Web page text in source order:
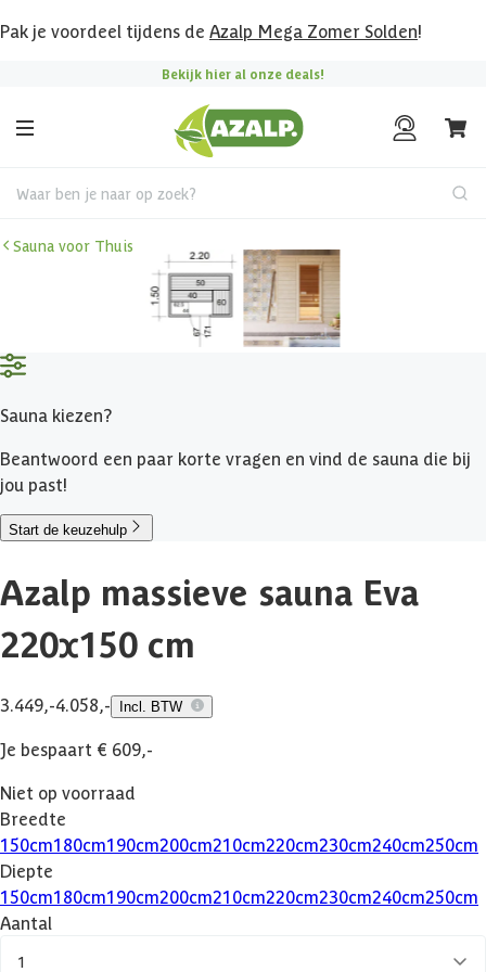
Pak je voordeel tijdens de Azalp Mega Zomer Solden!
Bekijk hier al onze deals!
Waar ben je naar op zoek?
Sauna voor Thuis
Sauna kiezen?
Beantwoord een paar korte vragen en vind de sauna die bij
jou past!
Start de keuzehulp
Azalp massieve sauna Eva
220x150 cm
3.449,-4.058,- Incl. BTW
Je bespaart € 609,-
Niet op voorraad
Breedte
150cm180cm190cm200cm210cm220cm230cm240cm250cm
Diepte
150cm180cm190cm200cm210cm220cm230cm240cm250cm
Aantal
1